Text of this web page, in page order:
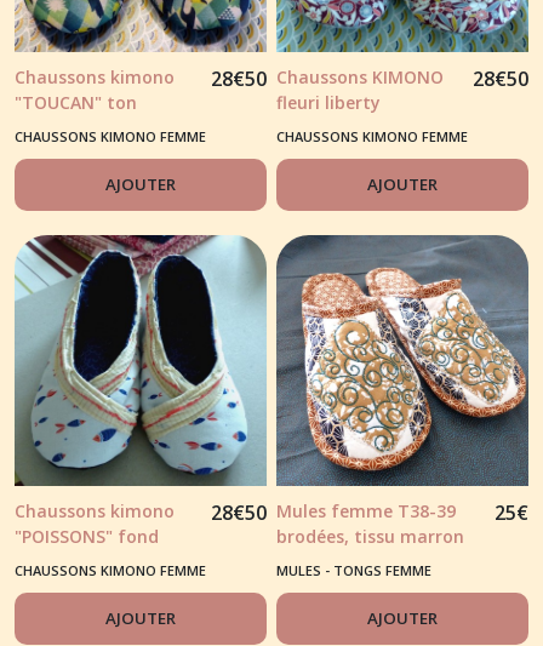
Chaussons kimono
"TOUCAN" ton
vert/jaune
28€50
CHAUSSONS KIMONO FEMME
AJOUTER
Chaussons KIMONO
fleuri liberty
28€50
CHAUSSONS KIMONO FEMME
AJOUTER
Chaussons kimono
"POISSONS" fond
écru et motifs bleus
28€50
CHAUSSONS KIMONO FEMME
AJOUTER
Mules femme T38-39
brodées, tissu marron
et motifs japonisants
25€
MULES - TONGS FEMME
AJOUTER